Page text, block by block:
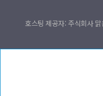
호스팅 제공자: 주식회사